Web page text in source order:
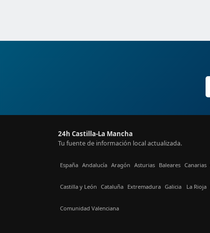
24h Castilla-La Mancha
Tu fuente de información local actualizada.
España Andalucía Aragón Asturias Baleares Canarias
Castilla y León Cataluña Extremadura Galicia La Rioja
Comunidad Valenciana